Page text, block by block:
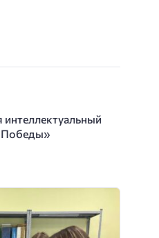
интеллектуальный
Победы»